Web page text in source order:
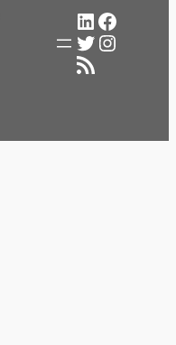
LinkedIn
Twitter
RSS-Feed